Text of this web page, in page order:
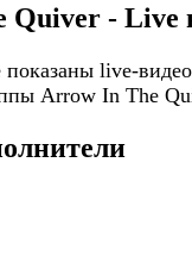
Quiver - Live
показаны live-
Arrow In The